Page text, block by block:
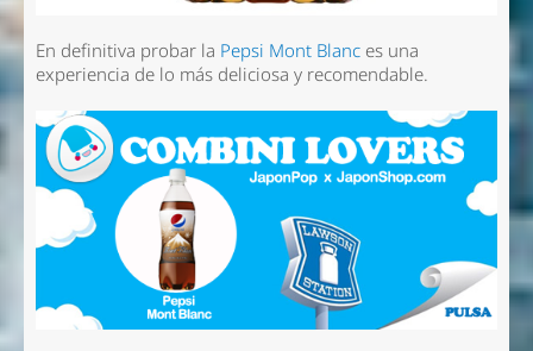
En definitiva probar la Pepsi Mont Blanc es una
experiencia de lo más deliciosa y recomendable.